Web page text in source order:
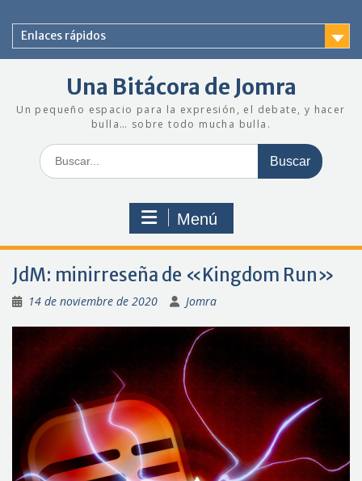
contenido
Enlaces rápidos
Una Bitácora de Jomra
Un pequeño espacio para la expresión, el debate, y hacer
bulla… sobre todo mucha bulla.
Buscar:
Menú
JdM: minirreseña de «Kingdom Run»
14 de noviembre de 2020 Jomra